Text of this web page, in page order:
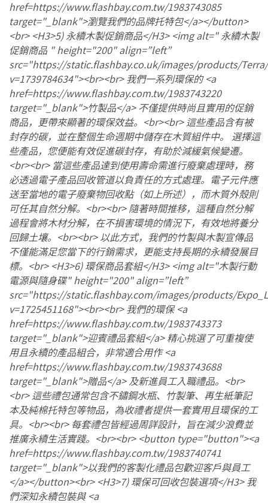
href=https://www.flashbay.com.tw/1983743085
target="_blank">瀏覽我們的品牌托特包</a></button>
<br> <H3>5) 永續木製促銷商品</H3> <img alt=" 永續木製
促銷商品 " height="200" align=”left”
src="https://static.flashbay.co.uk/images/products/
v=1739784634"><br><br> 我們一系列環保的 <a
href=https://www.flashbay.com.tw/1983743220
target="_blank">竹製品</a> 不僅提供時尚且實用的促銷
商品，更帶來顯著的環保效益。<br><br> 這些產品含有被
封存的碳，並在整個生命週期中儲存在木質組件中。 選擇這
些產品，您便能有效促進碳封存，有助於減緩氣候變遷。
<br><br> 當這些產品達到使用壽命需進行廢棄處理時，務
必透過電子產品回收管道以負責任的方式處理。電子元件應
送至當地的電子廢棄物回收點（如上所述），而木質外殼則
可任其自然分解。<br><br> 隨著時間推移，這種自然分解
過程會將木材分解，在不損害環境的情況下，有效地將養分
回歸土壤。<br><br> 以此方式，我們的竹製與木製宣傳品
不僅能滿足您當下的行銷需求，更能支持長期的永續發展目
標。<br> <H3>6) 環保商品套組</H3> <img alt="木製行動
電源與隨身碟" height="200" align=”left”
src="https://static.flashbay.com/images/products/
v=1725451168"><br><br> 我們的環保 <a
href=https://www.flashbay.com.tw/1983743373
target="_blank">迎賓禮品套組</a> 精心挑選了可重複使
用且永續的產品組合，非常適合用作 <a
href=https://www.flashbay.com.tw/1983743688
target="_blank">贈品</a> 及新進員工入職禮品。<br>
<br> 這些禮包通常包含不鏽鋼水瓶、竹製筆、再生紙筆記
本及純棉托特包等物品，為收禮者提供一套實用且環保的工
具。<br><br> 每套禮包皆經過周詳設計，旨在減少浪費並
推廣永續生活實踐。<br><br> <button type="button"><a
href=https://www.flashbay.com.tw/1983740741
target="_blank">以我們的客製化禮品包歡迎客戶與員工
</a></button><br> <H3>7) 環保可回收包裝選項</H3> 我
們深知永續包裝與 <a